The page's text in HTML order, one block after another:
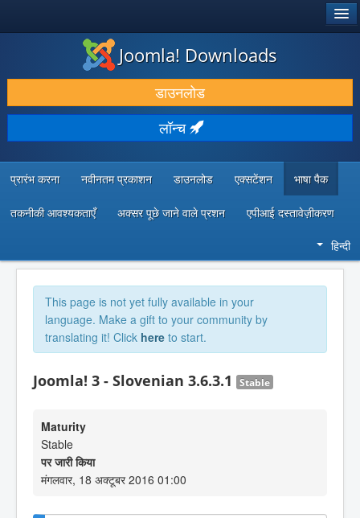
डाउनलोड करें और बढ़ाएं
खोजें और जानें
सामुदायिक समर्थन
डेवलपर संसाधन
Joomla! Downloads
डाउनलोड
लॉन्च
प्रारंभ करना नवीनतम प्रकाशन डाउनलोड एक्सटेंशन भाषा पैक
तकनीकी आवश्यकताएँ अक्सर पूछे जाने वाले प्रशन एपीआई दस्तावेज़ीकरण
हिन्दी
This page is not yet fully available in your
language. Make a gift to your community by
translating it! Click here to start.
Joomla! 3 - Slovenian 3.6.3.1 Stable
Maturity
Stable
पर जारी किया
मंगलवार, 18 अक्टूबर 2016 01:00